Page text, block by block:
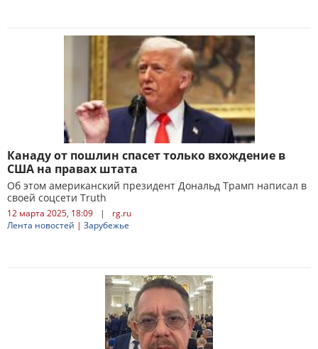
Канаду от пошлин спасет только вхождение в
США на правах штата
Об этом американский президент Дональд Трамп написал в
своей соцсети Truth
12 марта 2025, 18:09 |
rg.ru
Лента новостей | Зарубежье